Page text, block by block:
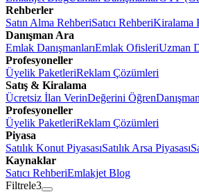
Rehberler
Satın Alma RehberiSatıcı RehberiKiralama
Danışman Ara
Emlak DanışmanlarıEmlak OfisleriUzman
Profesyoneller
Üyelik PaketleriReklam Çözümleri
Satış & Kiralama
Ücretsiz İlan VerinDeğerini Öğren
Profesyoneller
Üyelik PaketleriReklam Çözümleri
Piyasa
Satılık Konut PiyasasıSatılık Arsa Piyasası
Kaynaklar
Satıcı RehberiEmlakjet Blog
Filtrele3